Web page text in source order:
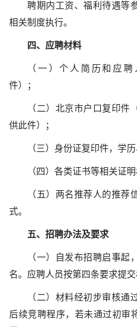
聘期内工资、福利待遇等
相关制度执行。
四、应聘材料
（一）个人简历和应
件）；
（二）北京市户口复印件
供此件）；
（三）身份证复印件，
（四）各类证书等相关
（五）两名推荐人的推荐
式。
五、招聘办法及要求
（一）自发布招聘启事起
名。应聘人员按第四条要求提交
（二）材料经初步审核通
后续竞聘程序，若未通过初审